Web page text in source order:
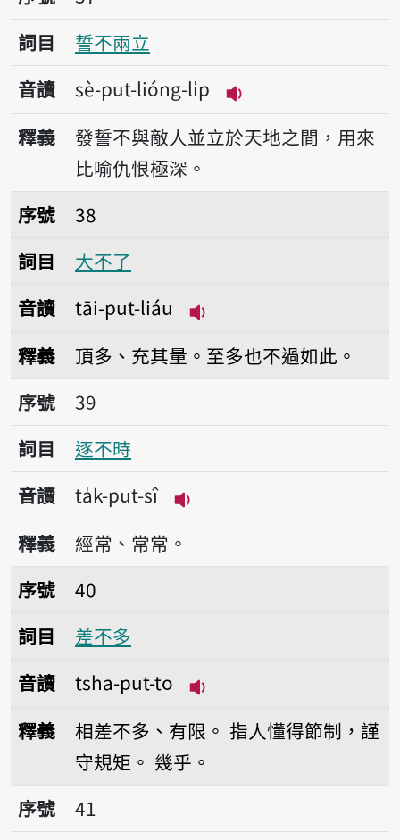
詞目
誓不兩立
音讀
sè-put-lióng-li̍p
播放音讀sè-put-
釋義
發誓不與敵人並立於天地之間，用來
比喻仇恨極深。
序號38大不了
序號
38
詞目
大不了
音讀
tāi-put-liáu
釋義
頂多、充其量。至多也不過如此。
序號39逐不時
序號
39
詞目
逐不時
音讀
ta̍k-put-sî
播放音讀ta̍k-put-sî
釋義
經常、常常。
序號40差不多
序號
40
詞目
差不多
音讀
tsha-put-to
釋義 相差不多、有限。 指人懂得節制，謹
守規矩。 幾乎。
序號41對不住
序號
41